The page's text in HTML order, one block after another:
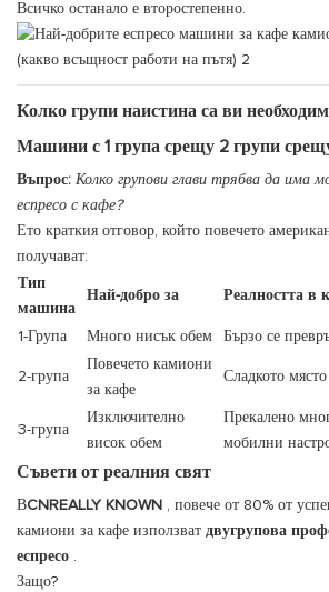
Всичко останало е второстепенно.
Колко групи наистина са ви
Машини с 1 група срещу 2 групи
Въпрос: Колко групови глави трябва да има
еспресо с кафе?
Ето краткия отговор, който повечето
получават:
Тип
машина
Най-добро за Реалността в
1-Група Много нисък обем Бързо се
2-група
Повечето камиони
за кафе
Сладкото място
3-група
Изключително
висок обем
Прекалено
мобилни
Съвети от реалния свят
ВCNREALLY KNOWN , повече от 80% от
камиони за кафе използват двугрупова
еспресо .
Защо?